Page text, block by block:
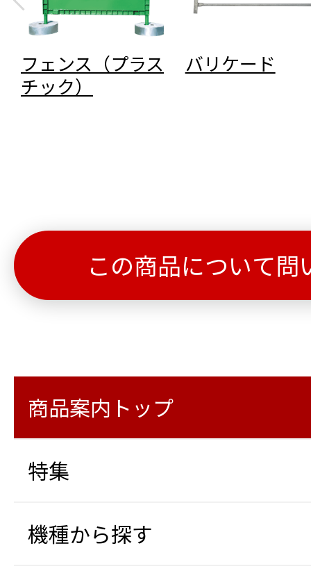
フェンス（プラス
チック）
バリケード
この商品について問
商品案内トップ
特集
機種から探す